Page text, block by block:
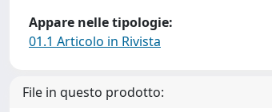
Appare nelle tipologie:
01.1 Articolo in Rivista
File in questo prodotto: